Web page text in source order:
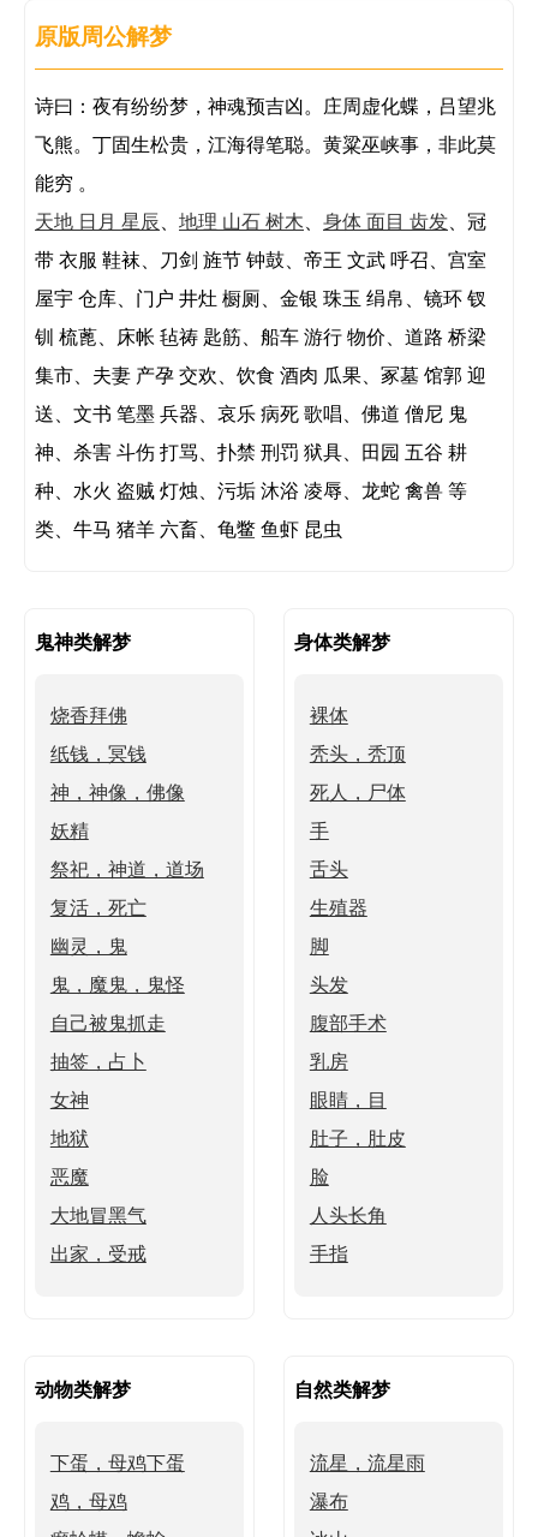
原版周公解梦
诗曰：夜有纷纷梦，神魂预吉凶。庄周虚化蝶，吕望兆
飞熊。丁固生松贵，江海得笔聪。黄粱巫峡事，非此莫
能穷 。
天地 日月 星辰
地理 山石 树木 身体 面目 齿发 、冠
带 衣服 鞋袜、刀剑 旌节 钟鼓、帝王 文武 呼召、宫室
屋宇 仓库、门户 井灶 橱厕、金银 珠玉 绢帛、镜环 钗
钏 梳蓖、床帐 毡祷 匙筋、船车 游行 物价、道路 桥梁
集市、夫妻 产孕 交欢、饮食 酒肉 瓜果、冢墓 馆郭 迎
送、文书 笔墨 兵器、哀乐 病死 歌唱、佛道 僧尼 鬼
神、杀害 斗伤 打骂、扑禁 刑罚 狱具、田园 五谷 耕
种、水火 盗贼 灯烛、污垢 沐浴 凌辱、龙蛇 禽兽 等
类、牛马 猪羊 六畜、龟鳖 鱼虾 昆虫
鬼神类解梦
烧香拜佛
纸钱，冥钱
神，神像，佛像
妖精
祭祀，神道，道场
复活，死亡
幽灵，鬼
鬼，魔鬼，鬼怪
自己被鬼抓走
抽签，占卜
女神
地狱
恶魔
大地冒黑气
出家，受戒
身体类解梦
裸体
秃头，秃顶
死人，尸体
手
舌头
生殖器
脚
头发
腹部手术
乳房
眼睛，目
肚子，肚皮
脸
人头长角
手指
动物类解梦
下蛋，母鸡下蛋
鸡，母鸡
自然类解梦
流星，流星雨
瀑布